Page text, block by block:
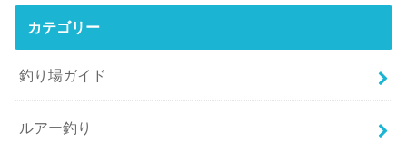
カテゴリー
釣り場ガイド
ルアー釣り